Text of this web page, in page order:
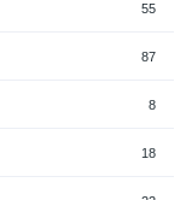
55
87
8
18